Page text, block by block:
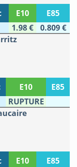
E10
E85
1.98 €
0.809 €
E10
E85
RUPTURE
E10
E85